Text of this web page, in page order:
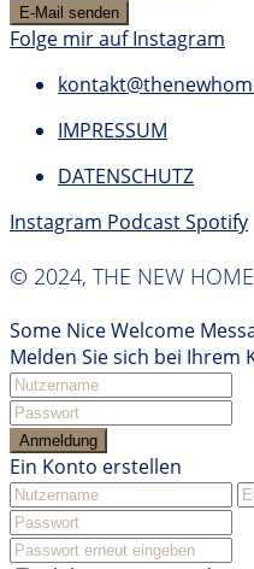
Folge mir auf Instagram
IMPRESSUM
DATENSCHUTZ
Instagram PodcastSpotify
© 2024, THE NEW HOME
Some Nice Welcome
Melden Sie sich bei Ihrem
Anmeldung
Ein Konto erstellen